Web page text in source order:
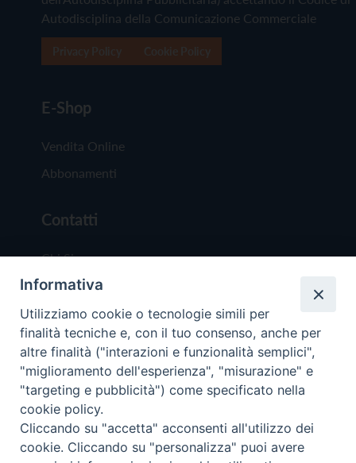
Autodisciplina della Comunicazione Commerciale
E-Shop
Vendita Online
Abbonamenti
Contatti
Chi Siamo
Redazione
Scrivici
Copyright © 2019 - Tutti i diritti riservati - Vita
Trentina Editrice
Informativa
Utilizziamo cookie o tecnologie simili per
finalità tecniche e, con il tuo consenso, anche per
altre finalità ("interazioni e funzionalità semplici",
"miglioramento dell'esperienza", "misurazione" e
"targeting e pubblicità") come specificato nella
cookie policy.
Cliccando su "accetta" acconsenti all'utilizzo dei
cookie. Cliccando su "personalizza" puoi avere